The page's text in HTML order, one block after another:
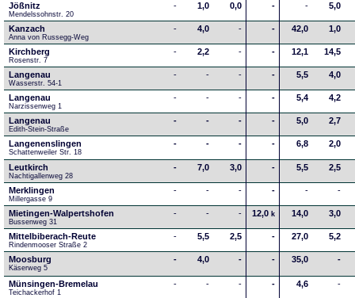
Jößnitz
Mendelssohnstr. 20
- 1,0 0,0 - - 5,0
Kanzach
Anna von Russegg-Weg
- 4,0 - - 42,0 1,0
Kirchberg
Rosenstr. 7
- 2,2 - - 12,1 14,5
Langenau
Wasserstr. 54-1
- - - - 5,5 4,0
Langenau
Narzissenweg 1
- - - - 5,4 4,2
Langenau
Edith-Stein-Straße
- - - - 5,0 2,7
Langenenslingen
Schattenweiler Str. 18
- - - - 6,8 2,0
Leutkirch
Nachtigallenweg 28
- 7,0 3,0 - 5,5 2,5
Merklingen
Millergasse 9
- - - - - -
Mietingen-Walpertshofen
Bussenweg 31
- - - 12,0 k 14,0 3,0
Mittelbiberach-Reute
Rindenmooser Straße 2
- 5,5 2,5 - 27,0 5,2
Moosburg
Käserweg 5
- 4,0 - - 35,0 -
Münsingen-Bremelau
Teichackerhof 1
- - - - 4,6 -